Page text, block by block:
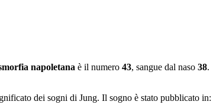
napoletana è il numero 43, sangue dal naso 38.
dei sogni di Jung. Il sogno è stato pubblicato in: